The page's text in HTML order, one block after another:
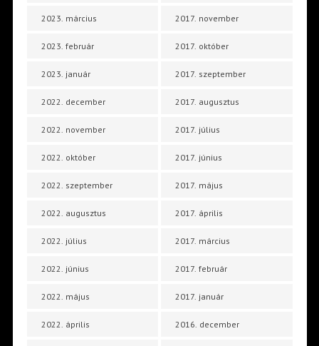
2023. március
2023. február
2023. január
2022. december
2022. november
2022. október
2022. szeptember
2022. augusztus
2022. július
2022. június
2022. május
2022. április
2017. november
2017. október
2017. szeptember
2017. augusztus
2017. július
2017. június
2017. május
2017. április
2017. március
2017. február
2017. január
2016. december